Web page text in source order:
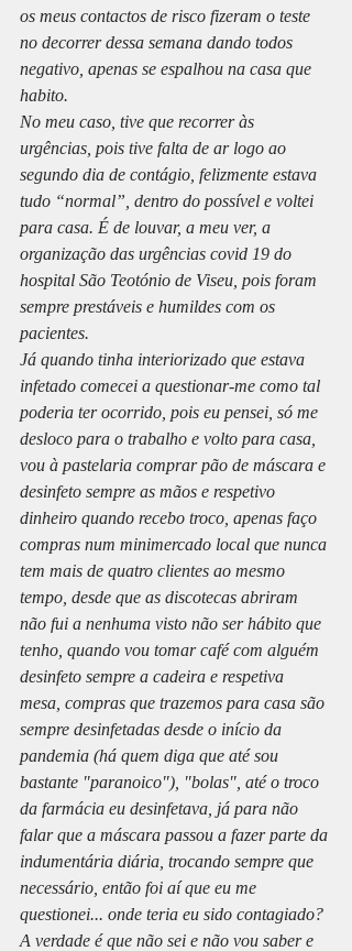
os meus contactos de risco fizeram o teste
no decorrer dessa semana dando todos
negativo, apenas se espalhou na casa que
habito.
No meu caso, tive que recorrer às
urgências, pois tive falta de ar logo ao
segundo dia de contágio, felizmente estava
tudo “normal”, dentro do possível e voltei
para casa. É de louvar, a meu ver, a
organização das urgências covid 19 do
hospital São Teotónio de Viseu, pois foram
sempre prestáveis e humildes com os
pacientes.
Já quando tinha interiorizado que estava
infetado comecei a questionar-me como tal
poderia ter ocorrido, pois eu pensei, só me
desloco para o trabalho e volto para casa,
vou à pastelaria comprar pão de máscara e
desinfeto sempre as mãos e respetivo
dinheiro quando recebo troco, apenas faço
compras num minimercado local que nunca
tem mais de quatro clientes ao mesmo
tempo, desde que as discotecas abriram
não fui a nenhuma visto não ser hábito que
tenho, quando vou tomar café com alguém
desinfeto sempre a cadeira e respetiva
mesa, compras que trazemos para casa são
sempre desinfetadas desde o início da
pandemia (há quem diga que até sou
bastante "paranoico"), "bolas", até o troco
da farmácia eu desinfetava, já para não
falar que a máscara passou a fazer parte da
indumentária diária, trocando sempre que
necessário, então foi aí que eu me
questionei... onde teria eu sido contagiado?
A verdade é que não sei e não vou saber e